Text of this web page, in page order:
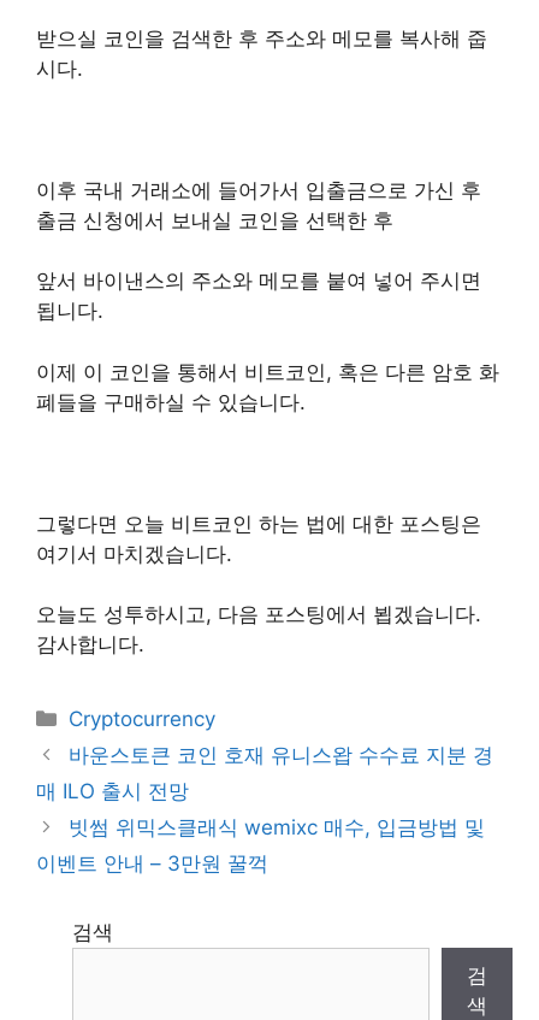
받으실 코인을 검색한 후 주소와 메모를 복사해 줍
시다.
이후 국내 거래소에 들어가서 입출금으로 가신 후
출금 신청에서 보내실 코인을 선택한 후
앞서 바이낸스의 주소와 메모를 붙여 넣어 주시면
됩니다.
이제 이 코인을 통해서 비트코인, 혹은 다른 암호 화
폐들을 구매하실 수 있습니다.
그렇다면 오늘 비트코인 하는 법에 대한 포스팅은
여기서 마치겠습니다.
오늘도 성투하시고, 다음 포스팅에서 뵙겠습니다.
감사합니다.
Categories
Cryptocurrency
바운스토큰 코인 호재 유니스왑 수수료 지분 경
매 ILO 출시 전망
빗썸 위믹스클래식 wemixc 매수, 입금방법 및
이벤트 안내 – 3만원 꿀꺽
검색
검
색